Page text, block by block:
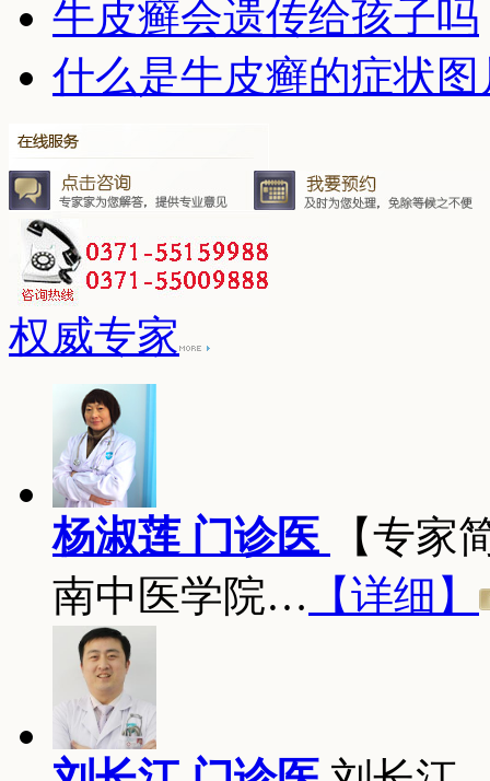
牛皮癣会遗传给孩子吗
什么是牛皮癣的症状图
权威专家
杨淑莲 门诊医
【专家
南中医学院… 【详细】